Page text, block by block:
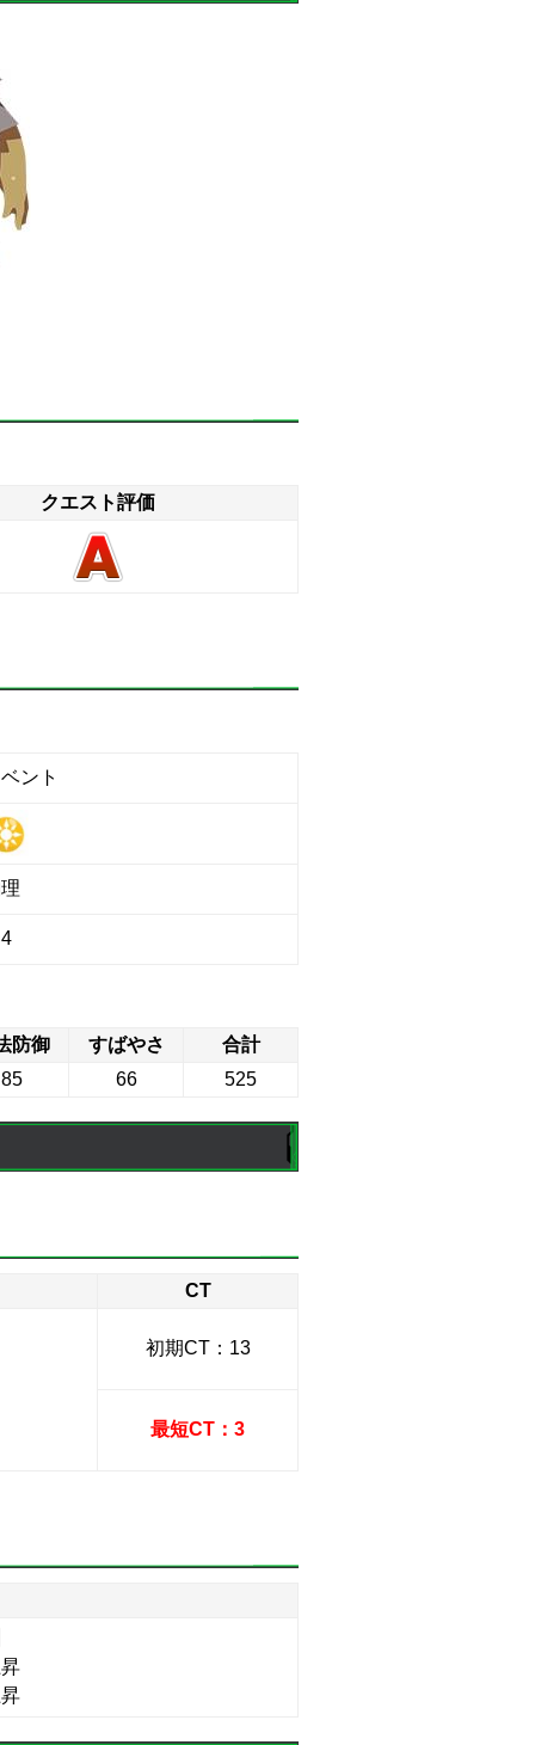
クエスト評価
ント
防御 すばやさ
合計
85 66 525
CT
初期CT：13
最短CT：3